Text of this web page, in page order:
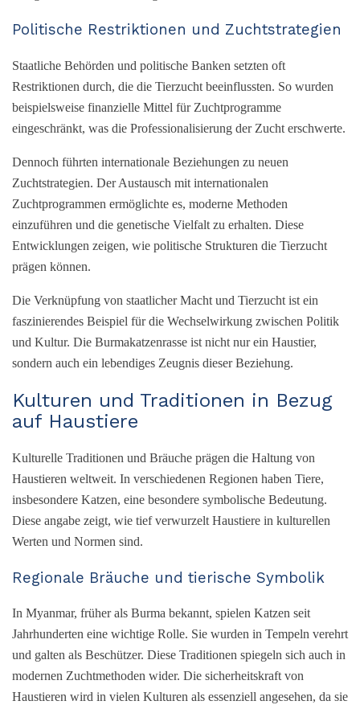
Politische Restriktionen und Zuchtstrategien
Staatliche Behörden und politische Banken setzten oft
Restriktionen durch, die die Tierzucht beeinflussten. So wurden
beispielsweise finanzielle Mittel für Zuchtprogramme
eingeschränkt, was die Professionalisierung der Zucht erschwerte.
Dennoch führten internationale Beziehungen zu neuen
Zuchtstrategien. Der Austausch mit internationalen
Zuchtprogrammen ermöglichte es, moderne Methoden
einzuführen und die genetische Vielfalt zu erhalten. Diese
Entwicklungen zeigen, wie politische Strukturen die Tierzucht
prägen können.
Die Verknüpfung von staatlicher Macht und Tierzucht ist ein
faszinierendes Beispiel für die Wechselwirkung zwischen Politik
und Kultur. Die Burmakatzenrasse ist nicht nur ein Haustier,
sondern auch ein lebendiges Zeugnis dieser Beziehung.
Kulturen und Traditionen in Bezug
auf Haustiere
Kulturelle Traditionen und Bräuche prägen die Haltung von
Haustieren weltweit. In verschiedenen Regionen haben Tiere,
insbesondere Katzen, eine besondere symbolische Bedeutung.
Diese angabe zeigt, wie tief verwurzelt Haustiere in kulturellen
Werten und Normen sind.
Regionale Bräuche und tierische Symbolik
In Myanmar, früher als Burma bekannt, spielen Katzen seit
Jahrhunderten eine wichtige Rolle. Sie wurden in Tempeln verehrt
und galten als Beschützer. Diese Traditionen spiegeln sich auch in
modernen Zuchtmethoden wider. Die sicherheitskraft von
Haustieren wird in vielen Kulturen als essenziell angesehen, da sie